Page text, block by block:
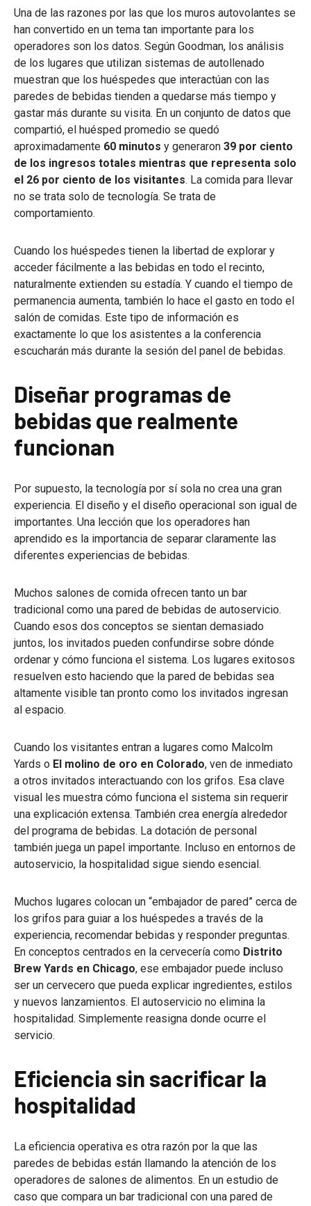
Una de las razones por las que los muros autovolantes se
han convertido en un tema tan importante para los
operadores son los datos. Según Goodman, los análisis
de los lugares que utilizan sistemas de autollenado
muestran que los huéspedes que interactúan con las
paredes de bebidas tienden a quedarse más tiempo y
gastar más durante su visita. En un conjunto de datos que
compartió, el huésped promedio se quedó
aproximadamente 60 minutos y generaron 39 por ciento
de los ingresos totales mientras que representa solo
el 26 por ciento de los visitantes. La comida para llevar
no se trata solo de tecnología. Se trata de
comportamiento.
Cuando los huéspedes tienen la libertad de explorar y
acceder fácilmente a las bebidas en todo el recinto,
naturalmente extienden su estadía. Y cuando el tiempo de
permanencia aumenta, también lo hace el gasto en todo el
salón de comidas. Este tipo de información es
exactamente lo que los asistentes a la conferencia
escucharán más durante la sesión del panel de bebidas.
Diseñar programas de
bebidas que realmente
funcionan
Por supuesto, la tecnología por sí sola no crea una gran
experiencia. El diseño y el diseño operacional son igual de
importantes. Una lección que los operadores han
aprendido es la importancia de separar claramente las
diferentes experiencias de bebidas.
Muchos salones de comida ofrecen tanto un bar
tradicional como una pared de bebidas de autoservicio.
Cuando esos dos conceptos se sientan demasiado
juntos, los invitados pueden confundirse sobre dónde
ordenar y cómo funciona el sistema. Los lugares exitosos
resuelven esto haciendo que la pared de bebidas sea
altamente visible tan pronto como los invitados ingresan
al espacio.
Cuando los visitantes entran a lugares como Malcolm
Yards o El molino de oro en Colorado, ven de inmediato
a otros invitados interactuando con los grifos. Esa clave
visual les muestra cómo funciona el sistema sin requerir
una explicación extensa. También crea energía alrededor
del programa de bebidas. La dotación de personal
también juega un papel importante. Incluso en entornos de
autoservicio, la hospitalidad sigue siendo esencial.
Muchos lugares colocan un “embajador de pared” cerca de
los grifos para guiar a los huéspedes a través de la
experiencia, recomendar bebidas y responder preguntas.
En conceptos centrados en la cervecería como Distrito
Brew Yards en Chicago, ese embajador puede incluso
ser un cervecero que pueda explicar ingredientes, estilos
y nuevos lanzamientos. El autoservicio no elimina la
hospitalidad. Simplemente reasigna donde ocurre el
servicio.
Eficiencia sin sacrificar la
hospitalidad
La eficiencia operativa es otra razón por la que las
paredes de bebidas están llamando la atención de los
operadores de salones de alimentos. En un estudio de
caso que compara un bar tradicional con una pared de